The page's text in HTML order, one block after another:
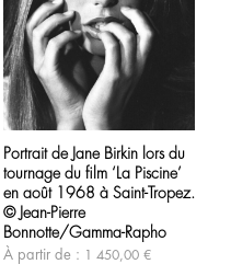
Ce
a
plusieurs
variations.
Les
options
peuvent
Portrait de Jane Birkin lors du
tournage du film ‘La Piscine’
en août 1968 à Saint-Tropez.
© Jean-Pierre
Bonnotte/Gamma-Rapho
À partir de : 1 450,00 €